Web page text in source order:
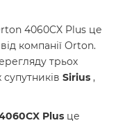
4060CX Plus це
компанії Orton.
трьох
Sirius ,
Plus це